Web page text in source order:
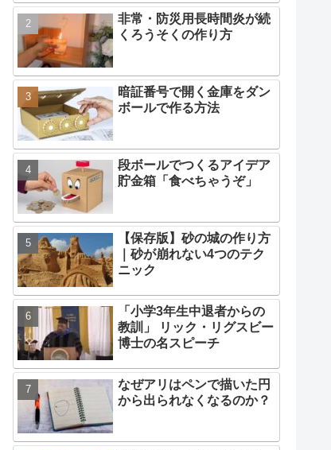
非常・防災用長時間炎が続
くろうそくの作り方
暗証番号で開く金庫をダン
ボールで作る方法
段ボールでつくるアイデア
貯金箱「食べちゃうぞ」
【保存版】砂の城の作り方
｜砂が崩れない4つのテク
ニック
「小学3年生中退者からの
教訓」 リック・リグスビー
博士の名スピーチ
なぜアリはペンで描いた円
から出られなくなるのか？